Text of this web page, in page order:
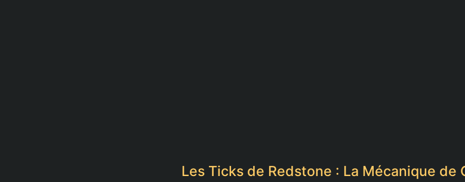
Les Ticks de Redstone : La Mécanique de